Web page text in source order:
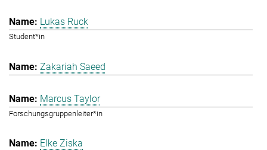
Lukas Ruck
Student*in
Zakariah Saeed
Marcus Taylor
Forschungsgruppenleiter*in
Elke Ziska